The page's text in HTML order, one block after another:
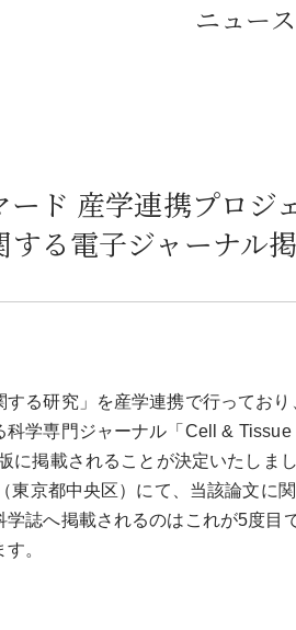
ニュース
ド 産学連携プロジ
る電子ジャーナル
る研究」を産学連携で行ってお
学専門ジャーナル「Cell &
掲載されることが決定いたしまし
京都中央区）にて、当該論文に
誌へ掲載されるのはこれが5度目
。